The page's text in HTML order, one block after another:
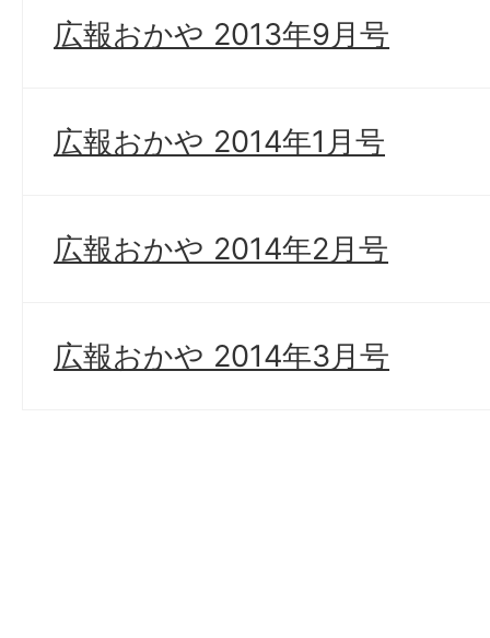
広報おかや 2013年9月号
広報おかや 2014年1月号
広報おかや 2014年2月号
広報おかや 2014年3月号